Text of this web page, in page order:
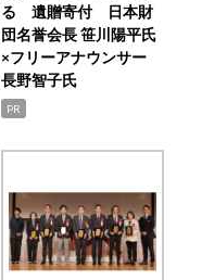
る 遺贈寄付 日本財
団名誉会長 笹川陽平氏
×フリーアナウンサー
長野智子氏
PR